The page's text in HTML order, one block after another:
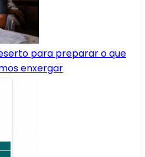
para preparar o que
enxergar